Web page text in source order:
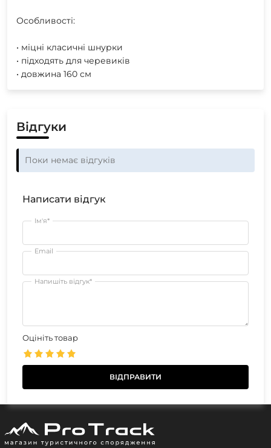
Особливості:
• міцні класичні шнурки
• підходять для черевиків
• довжина 160 см
Відгуки
Поки немає відгуків
Написати відгук
Ім'я*
Email
Напишіть відгук*
Оцініть товар